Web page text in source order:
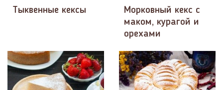
Тыквенные кексы
Морковный кекс с
маком, курагой и
орехами